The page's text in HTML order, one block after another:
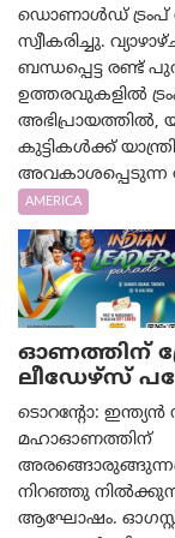
ഡൊണാൾഡ് ട്രംപ്
സ്വീകരിച്ചു.
ബന്ധപ്പെട്ട രണ്ട്
ഉത്തരവുകളിൽ
കുട്ടികൾക്ക്
AMERICA
ഓണത്തിന്
ലീഡേഴ്സ്
ടൊറന്റോ: ഇന്ത്യൻ
മഹാഓണത്തിന്
നിറഞ്ഞു
ആഘോഷം. ഓഗസ്റ്റ്